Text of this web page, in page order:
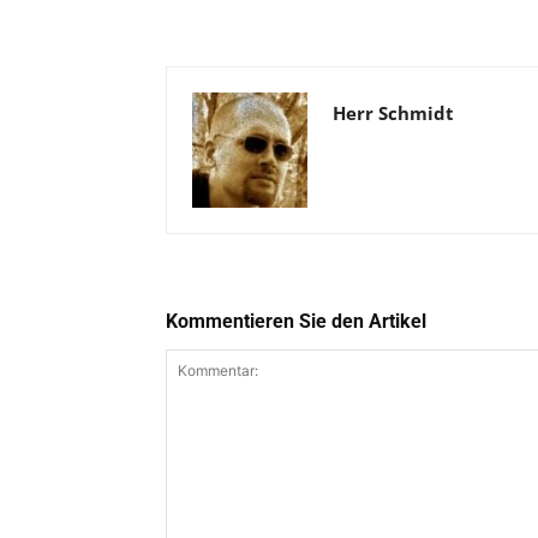
Herr Schmidt
Kommentieren Sie den Artikel